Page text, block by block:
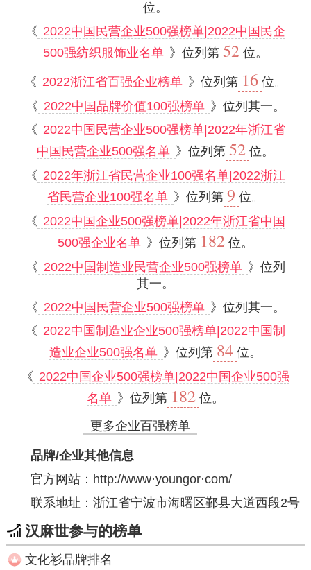
位。
《 2022中国民营企业500强榜单|2022中国民企
500强纺织服饰业名单 》位列第 52 位。
《 2022浙江省百强企业榜单 》位列第 16 位。
《 2022中国品牌价值100强榜单 》位列其一。
《 2022中国民营企业500强榜单|2022年浙江省
中国民营企业500强名单 》位列第 52 位。
《 2022年浙江省民营企业100强名单|2022浙江
省民营企业100强名单 》位列第 9 位。
《 2022中国企业500强榜单|2022年浙江省中国
500强企业名单 》位列第 182 位。
《 2022中国制造业民营企业500强榜单 》位列
其一。
《 2022中国民营企业500强榜单 》位列其一。
《 2022中国制造业企业500强榜单|2022中国制
造业企业500强名单 》位列第 84 位。
《 2022中国企业500强榜单|2022中国企业500强
名单 》位列第 182 位。
更多企业百强榜单
品牌/企业其他信息
官方网站： http://www·youngor·com/
联系地址：浙江省宁波市海曙区鄞县大道西段2号
汉麻世参与的榜单
文化衫品牌排名